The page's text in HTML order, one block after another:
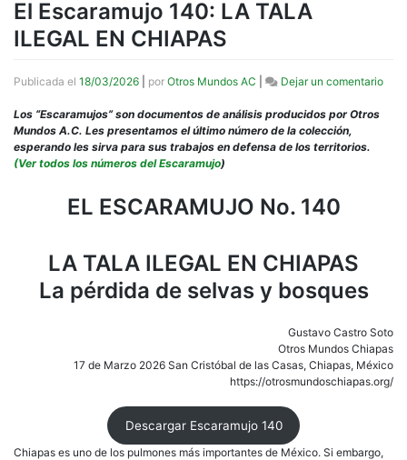
El Escaramujo 140: LA TALA
ILEGAL EN CHIAPAS
Publicada el 18/03/2026 por Otros Mundos AC Dejar un comentarioen
Los “Escaramujos” son documentos de análisis producidos por Otros
Mundos A.C. Les presentamos el último número de la colección,
esperando les sirva para sus trabajos en defensa de los territorios.
(Ver todos los números del Escaramujo)
EL ESCARAMUJO No. 140
LA TALA ILEGAL EN CHIAPAS
La pérdida de selvas y bosques
Gustavo Castro Soto
Otros Mundos Chiapas
17 de Marzo 2026 San Cristóbal de las Casas, Chiapas, México
https://otrosmundoschiapas.org/
Descargar Escaramujo 140
Chiapas es uno de los pulmones más importantes de México. Si embargo,